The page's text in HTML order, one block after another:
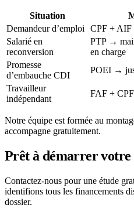
Situation
Demandeur d’emploi
CPF + AIF
Salarié en
reconversion
PTP →
en charge
Promesse
d’embauche CDI
POEI →
Travailleur
indépendant
FAF +
Notre équipe est formée au
accompagne gratuitement.
Prêt à démarrer
Contactez-nous pour une étude
identifions tous les financements
dossier.